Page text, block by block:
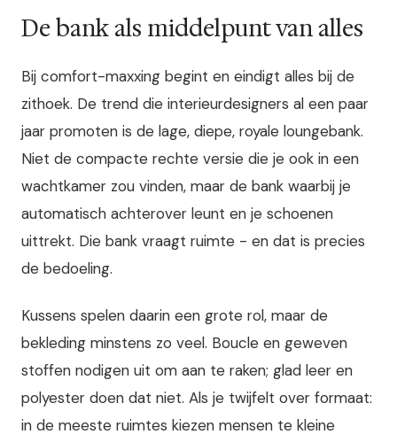
De bank als middelpunt van alles
Bij comfort-maxxing begint en eindigt alles bij de
zithoek. De trend die interieurdesigners al een paar
jaar promoten is de lage, diepe, royale loungebank.
Niet de compacte rechte versie die je ook in een
wachtkamer zou vinden, maar de bank waarbij je
automatisch achterover leunt en je schoenen
uittrekt. Die bank vraagt ruimte - en dat is precies
de bedoeling.
Kussens spelen daarin een grote rol, maar de
bekleding minstens zo veel. Boucle en geweven
stoffen nodigen uit om aan te raken; glad leer en
polyester doen dat niet. Als je twijfelt over formaat:
in de meeste ruimtes kiezen mensen te kleine